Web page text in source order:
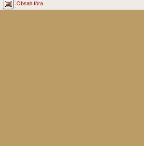
Obsah fóra